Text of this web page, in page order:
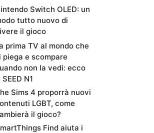
Switch OLED: un
tutto nuovo di
il gioco
prima TV al mondo che
piega e scompare
non la vedi: ecco
SEED N1
Sims 4 proporrà nuovi
LGBT, come
il gioco?
Find aiuta i